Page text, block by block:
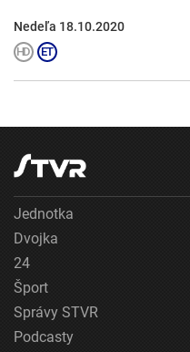
Nedeľa 18.10.2020
Jednotka
Dvojka
24
Šport
Správy STVR
Podcasty